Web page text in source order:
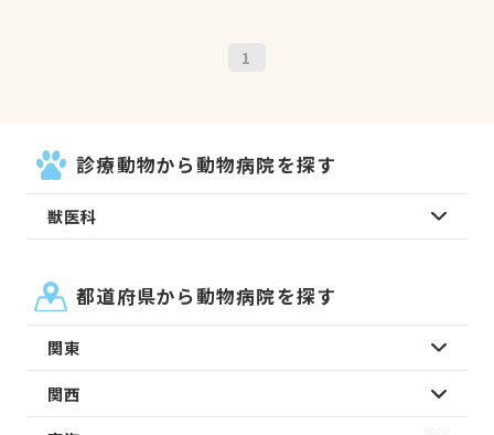
1
診療動物から動物病院を探す
獣医科
都道府県から動物病院を探す
関東
関西